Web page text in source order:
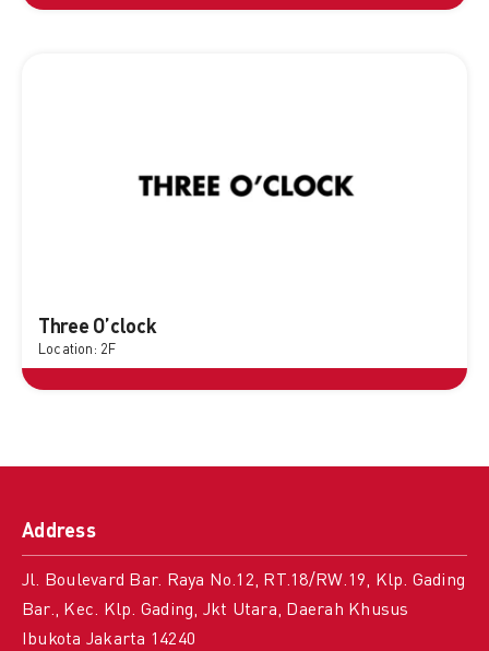
Three O’clock
Location: 2F
Address
Jl. Boulevard Bar. Raya No.12, RT.18/RW.19, Klp. Gading
Bar., Kec. Klp. Gading, Jkt Utara, Daerah Khusus
Ibukota Jakarta 14240